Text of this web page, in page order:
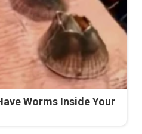
Worms Inside Your